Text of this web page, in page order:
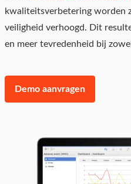
kwaliteitsverbetering worden
veiligheid verhoogd. Dit
en meer tevredenheid bij
Demo aanvragen